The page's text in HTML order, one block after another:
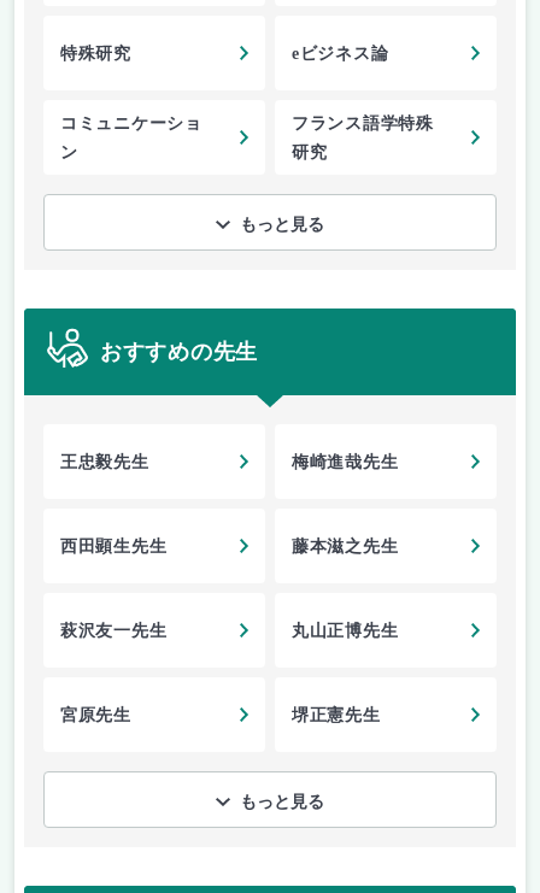
特殊研究 eビジネス論
コミュニケーショ
ン
フランス語学特殊
研究
もっと見る
おすすめの先生
王忠毅先生 梅崎進哉先生
西田顕生先生 藤本滋之先生
萩沢友一先生 丸山正博先生
宮原先生 堺正憲先生
もっと見る